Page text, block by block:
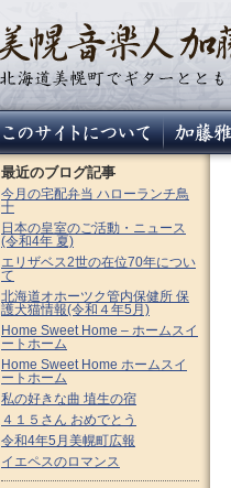
最近のブログ記事
今月の宅配弁当 ハローランチ鳥
十
日本の皇室のご活動・ニュース
(令和4年 夏)
エリザベス2世の在位70年につい
て
北海道オホーツク管内保健所 保
護犬猫情報(令和４年5月)
Home Sweet Home – ホームスイ
ートホーム
Home Sweet Home ホームスイ
ートホーム
私の好きな曲 埴生の宿
４１５さん おめでとう
令和4年5月美幌町広報
イエペスのロマンス